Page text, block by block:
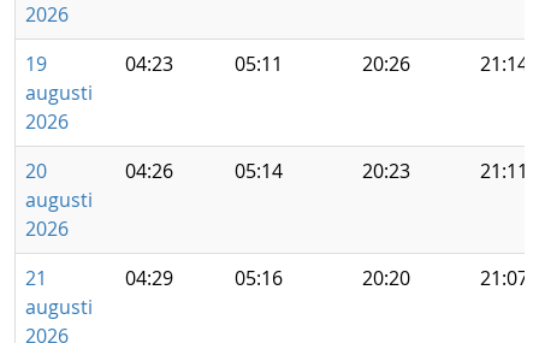
2026
19
augusti
2026
04:23 05:11 20:26 21:14
20
augusti
2026
04:26 05:14 20:23 21:11
21
augusti
2026
04:29 05:16 20:20 21:07